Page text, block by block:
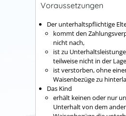
Voraussetzungen
Der unterhaltspflichtige
kommt den
nicht nach,
ist zu
teilweise nicht in der
ist verstorben, ohne
Waisenbezüge zu
Das Kind
erhält keinen oder nur
Unterhalt von dem